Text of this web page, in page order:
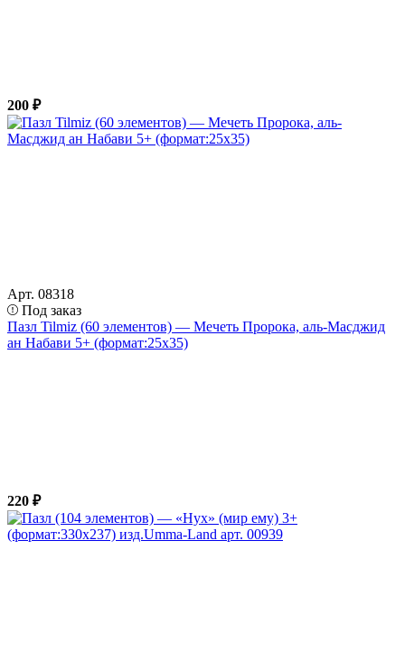
200 ₽
Арт. 08318
Под заказ
Пазл Tilmiz (60 элементов) — Мечеть Пророка, аль-Масджид
ан Набави 5+ (формат:25х35)
220 ₽